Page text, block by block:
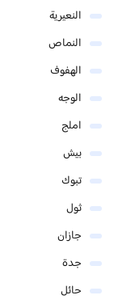
النعيرية
النماص
الهفوف
الوجه
املج
بيش
تبوك
ثول
جازان
جدة
حائل